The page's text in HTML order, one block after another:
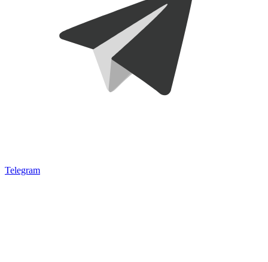
Telegram